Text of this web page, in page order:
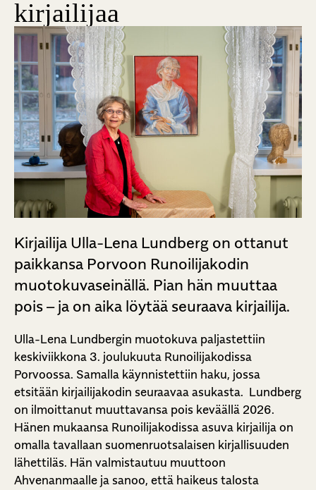
kirjailijaa
Kirjailija Ulla-Lena Lundberg on ottanut
paikkansa Porvoon Runoilijakodin
muotokuvaseinällä. Pian hän muuttaa
pois – ja on aika löytää seuraava kirjailija.
Ulla-Lena Lundbergin muotokuva paljastettiin
keskiviikkona 3. joulukuuta Runoilijakodissa
Porvoossa. Samalla käynnistettiin haku, jossa
etsitään kirjailijakodin seuraavaa asukasta. Lundberg
on ilmoittanut muuttavansa pois keväällä 2026.
Hänen mukaansa Runoilijakodissa asuva kirjailija on
omalla tavallaan suomenruotsalaisen kirjallisuuden
lähettiläs. Hän valmistautuu muuttoon
Ahvenanmaalle ja sanoo, että haikeus talosta